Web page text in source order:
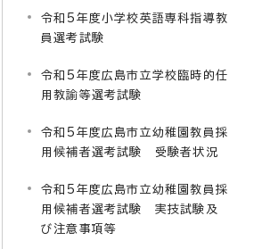
令和5年度小学校英語専科指導教
員選考試験
令和5年度広島市立学校臨時的任
用教諭等選考試験
令和5年度広島市立幼稚園教員採
用候補者選考試験 受験者状況
令和5年度広島市立幼稚園教員採
用候補者選考試験 実技試験及
び注意事項等